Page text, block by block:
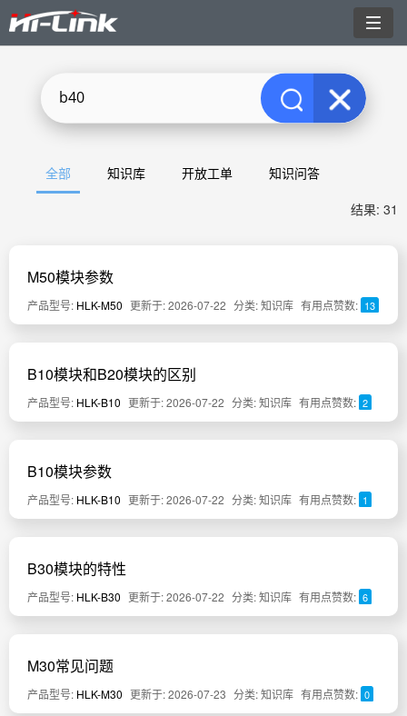
切
换
全部 知识库 开放工单
知识问答
结果: 31
M50模块参数
产品型号: HLK-M50 更新于: 2026-07-22 分类: 知识库 有用点赞数: 13
B10模块和B20模块的区别
产品型号: HLK-B10 更新于: 2026-07-22 分类: 知识库 有用点赞数: 2
B10模块参数
产品型号: HLK-B10 更新于: 2026-07-22 分类: 知识库 有用点赞数: 1
B30模块的特性
产品型号: HLK-B30 更新于: 2026-07-22 分类: 知识库 有用点赞数: 6
M30常见问题
产品型号: HLK-M30 更新于: 2026-07-23 分类: 知识库 有用点赞数: 0